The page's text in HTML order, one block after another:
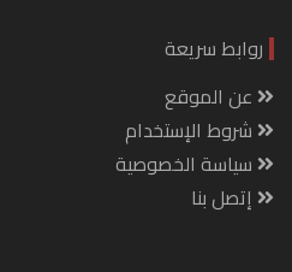
روابط سريعة
عن الموقع
شروط الإستخدام
سياسة الخصوصية
إتصل بنا